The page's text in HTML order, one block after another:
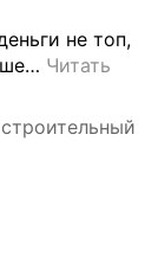
не топ,
… Читать
4d 16